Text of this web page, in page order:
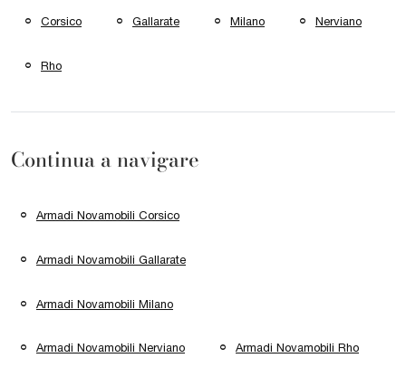
Corsico Gallarate Milano Nerviano
Rho
Continua a navigare
Armadi Novamobili Corsico
Armadi Novamobili Gallarate
Armadi Novamobili Milano
Armadi Novamobili Nerviano Armadi Novamobili Rho